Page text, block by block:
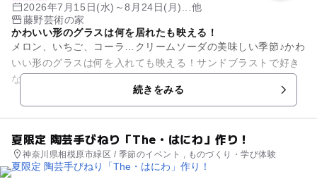
2026年7月15日(水)～8月24日(月)...他
藤野芸術の家
かわいい形のグラスは何を居れたも映える！
メロン、いちご、コーラ…クリームソーダの美味しい季節♪かわ
いい形のグラスは何を入れても映える！サンドブラストで好き
続きをみる
夏限定 陶芸手びねり「The・はにわ」作り！
神奈川県相模原市緑区 / 季節のイベント , ものづくり・学び体験